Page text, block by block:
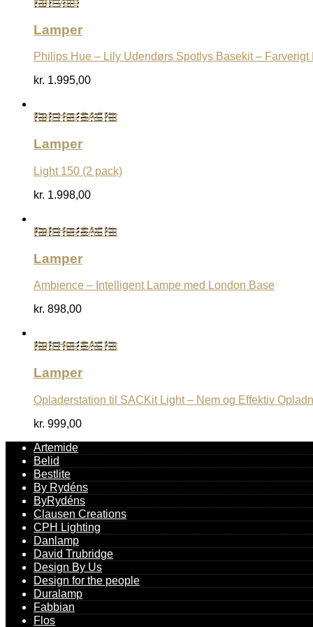
Køb vare
Lamper
Philips Hue – Lily Udendørs Spotlys Basekit – Farverigt
kr. 1.995,00
Køb Hos SACKit
Lamper
Light 150 (2 pack)
kr. 1.998,00
Køb Hos SACKit
Lamper
Ambience – Intelligent Lampe med London Base
kr. 898,00
Køb Hos SACKit
Lamper
Opladerstation til SACKit Light – Nem og Effektiv
kr. 999,00
Artemide
Belid
Bestlite
By Rydéns
ByRydéns
Clausen Creations
CPH Lighting
Danlamp
David Trubridge
Design By Us
Design for the people
Duralamp
Fabbian
Flos